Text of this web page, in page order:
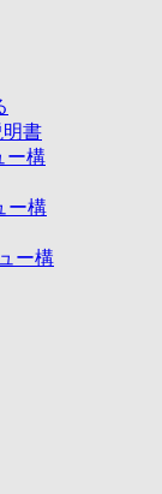
明書
ー構
ー構
ー構